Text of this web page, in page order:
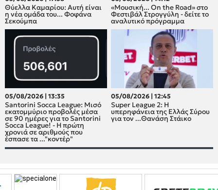
Θύελλα Καμαρίου: Αυτή είναι
η νέα ομάδα του... Φοφάνα
Σεκούμπα
«Μουσική... On the Road» στο
Φεστιβάλ Στρογγύλη - δείτε το
αναλυτικό πρόγραμμα
05/08/2026 | 13:35
Santorini Socca League: Μισό
εκατομμύριο προβολές μέσα
σε 90 ημέρες για το Santorini
Socca League! - Η πρώτη
χρονιά σε αριθμούς που
έσπασε τα ..."κοντέρ"
05/08/2026 | 12:45
Super League 2: H
υπερηφάνεια της Ελλάς Σύρου
για τον ...Θανάση Στάικο